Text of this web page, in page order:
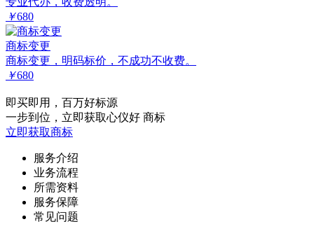
￥680
商标变更
商标变更，明码标价，不成功不收费。
￥680
即买即用，百万好标源
一步到位，立即获取心仪好 商标
立即获取商标
服务介绍
业务流程
所需资料
服务保障
常见问题